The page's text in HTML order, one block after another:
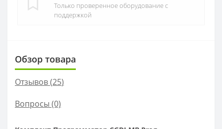
Только проверенное оборудование с
поддержкой
Обзор товара
Отзывов (25)
Вопросы (0)